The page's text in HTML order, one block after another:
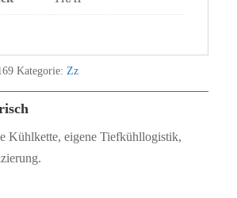
Kategorie: Zz
Kühlkette, eigene Tiefkühllogistik,